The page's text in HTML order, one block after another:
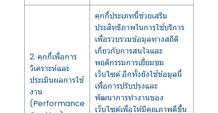
2. คุกกี้เพื่อการ
วิเคราะห์และ
ประเมินผลการใช้
งาน
(Performance
คุกกี้ประเภทนี้ช่วยเสริม
ประสิทธิภาพในการใช้บริการ
เพื่อรวบรวมข้อมูลทางสถิติ
เกี่ยวกับการสนใจและ
พฤติกรรมการเยี่ยมชม
เว็บไซต์ อีกทั้งยังใช้ข้อมูลนี้
เพื่อการปรับปรุงและ
พัฒนาการทำงานของ
เว็บไซต์เพื่อให้มีคุณภาพดีขึ้น